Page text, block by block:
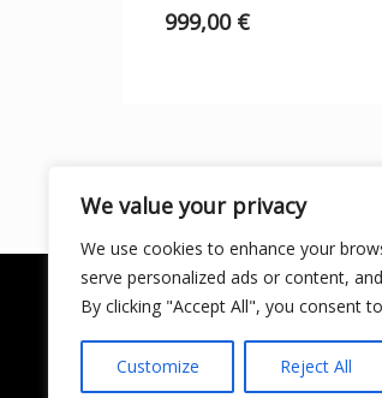
We value your privacy
We use cookies to enhance your
serve personalized ads or content,
By clicking "Accept All", you consent
Customize Reject All
999,00 €
LICENCIA DE